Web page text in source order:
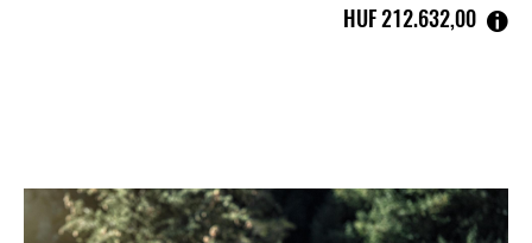
HUF‎ 212.632,00